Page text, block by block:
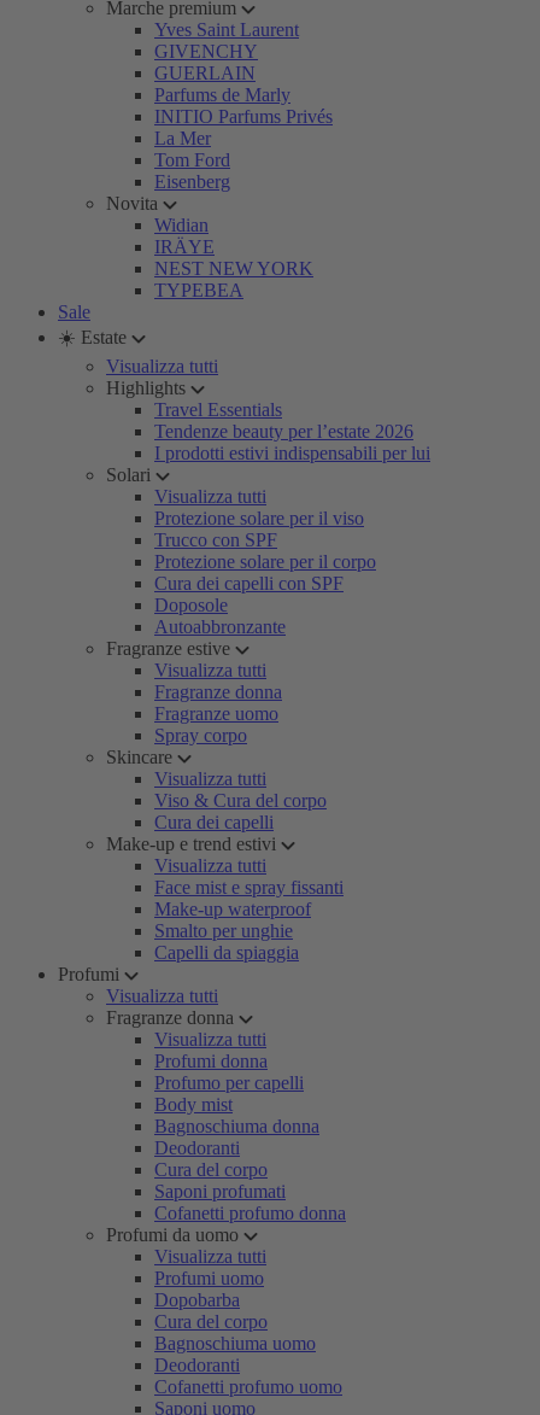
Marche premium
Yves Saint Laurent
GIVENCHY
GUERLAIN
Parfums de Marly
INITIO Parfums Privés
La Mer
Tom Ford
Eisenberg
Novita
Widian
IRÄYE
NEST NEW YORK
TYPEBEA
Sale
☀️ Estate
Visualizza tutti
Highlights
Travel Essentials
Tendenze beauty per l’estate 2026
I prodotti estivi indispensabili per lui
Solari
Visualizza tutti
Protezione solare per il viso
Trucco con SPF
Protezione solare per il corpo
Cura dei capelli con SPF
Doposole
Autoabbronzante
Fragranze estive
Visualizza tutti
Fragranze donna
Fragranze uomo
Spray corpo
Skincare
Visualizza tutti
Viso & Cura del corpo
Cura dei capelli
Make-up e trend estivi
Visualizza tutti
Face mist e spray fissanti
Make-up waterproof
Smalto per unghie
Capelli da spiaggia
Profumi
Visualizza tutti
Fragranze donna
Visualizza tutti
Profumi donna
Profumo per capelli
Body mist
Bagnoschiuma donna
Deodoranti
Cura del corpo
Saponi profumati
Cofanetti profumo donna
Profumi da uomo
Visualizza tutti
Profumi uomo
Dopobarba
Cura del corpo
Bagnoschiuma uomo
Deodoranti
Cofanetti profumo uomo
Saponi uomo